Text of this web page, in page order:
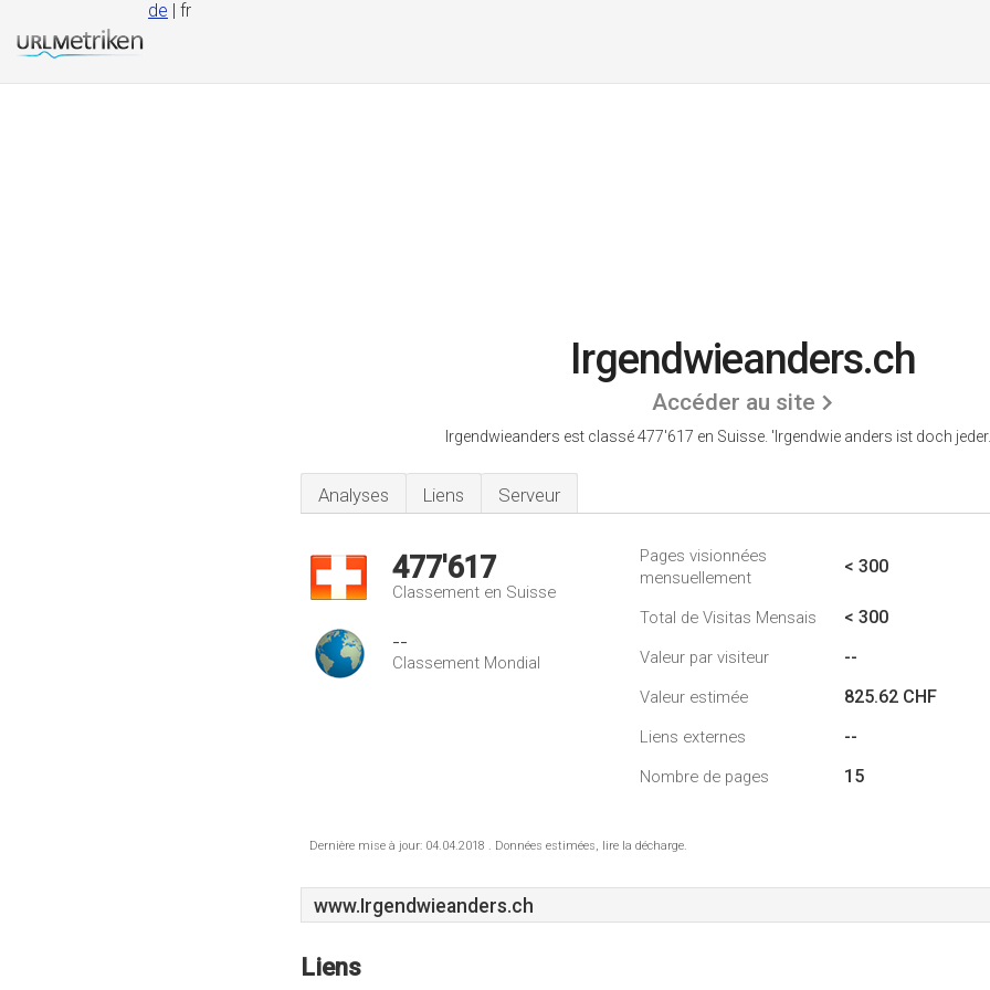
de | fr
Irgendwieanders.ch
Accéder au site
Irgendwieanders est classé 477'617 en Suisse. 'Irgendwie anders ist doch jeder.
Analyses Liens Serveur
477'617
Classement en Suisse
--
Classement Mondial
Pages visionnées
mensuellement
< 300
Total de Visitas Mensais < 300
Valeur par visiteur --
Valeur estimée 825.62 CHF
Liens externes --
Nombre de pages 15
Dernière mise à jour: 04.04.2018 . Données estimées, lire la décharge.
www.Irgendwieanders.ch
Liens